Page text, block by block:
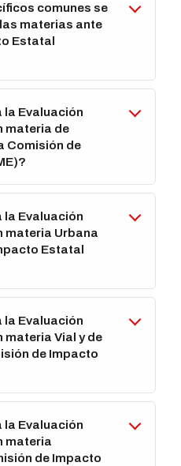
comunes se
materias ante
Estatal
la Evaluación
materia de
Comisión de
la Evaluación
materia Urbana
Estatal
la Evaluación
materia Vial y de
de Impacto
la Evaluación
materia
de Impacto